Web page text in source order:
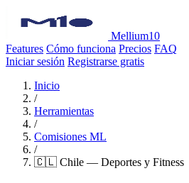
Mellium10
Features Cómo funciona Precios FAQ
Iniciar sesión Registrarse gratis
Inicio
/
Herramientas
/
Comisiones ML
/
🇨🇱 Chile — Deportes y Fitness